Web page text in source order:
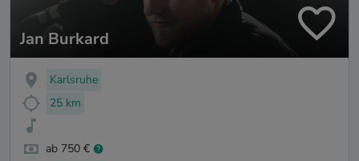
Jan Burkard
Karlsruhe
25 km
ab 750 €